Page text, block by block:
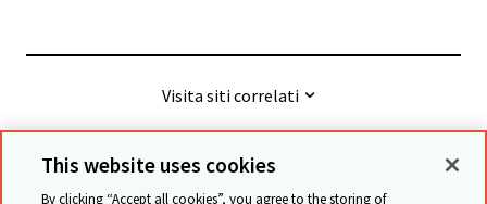
Visita siti correlati
© Cambridge University Press & Assessment
This website uses cookies
By clicking “Accept all cookies”, you agree to the storing of